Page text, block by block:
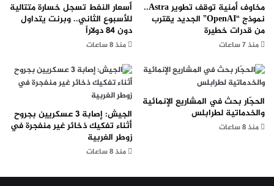
مخاوف أمنية توقف تطوير Astra..
نموذج “OpenAI” الجديد يقترب
من قدرات خطيرة
منذ 7 ساعات
أسعار النفط تسجل خسارة متتالية
للأسبوع الثاني.. وبرنت يتداول
دون 84 دولاراً
منذ 8 ساعات
الحجّار بحث في المشاريع الإنمائية
والخدماتية لطرابلس
منذ 8 ساعات
الجيش: إصابة 3 عسكريين بجروح
أثناء تفكيك ذخائر غير منفجرة في
زوطر الغربية
منذ 8 ساعات